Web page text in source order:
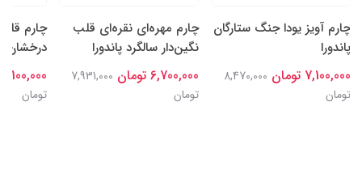
چارم آویز یودا جنگ ستارگان
پاندورا
7,100,000 تومان
8,470,000
تومان
چارم مهره‌ای نقره‌ای قلب
نگین‌دار سالگرد پاندورا
6,700,000 تومان
7,931,000
تومان
چارم
درخشان
7,100,000 تومان
تومان